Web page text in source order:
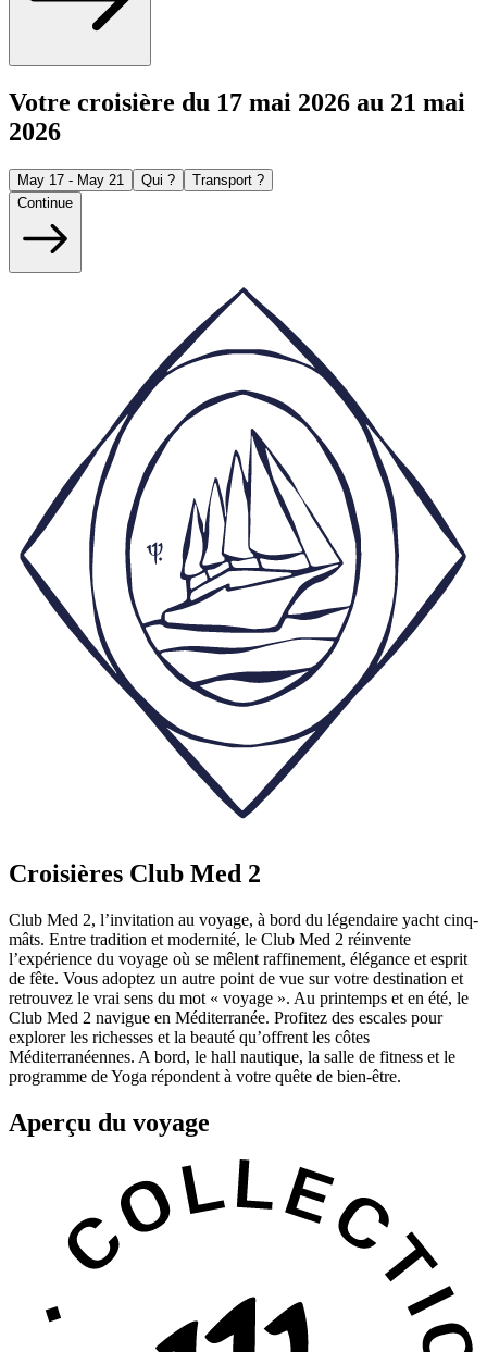
Votre croisière du 17 mai 2026 au 21 mai
2026
May 17 - May 21 Qui ?
Transport ?
Continue
Croisières Club Med 2
Club Med 2, l’invitation au voyage, à bord du légendaire yacht cinq-
mâts. Entre tradition et modernité, le Club Med 2 réinvente
l’expérience du voyage où se mêlent raffinement, élégance et esprit
de fête. Vous adoptez un autre point de vue sur votre destination et
retrouvez le vrai sens du mot « voyage ». Au printemps et en été, le
Club Med 2 navigue en Méditerranée. Profitez des escales pour
explorer les richesses et la beauté qu’offrent les côtes
Méditerranéennes. A bord, le hall nautique, la salle de fitness et le
programme de Yoga répondent à votre quête de bien-être.
Aperçu du voyage